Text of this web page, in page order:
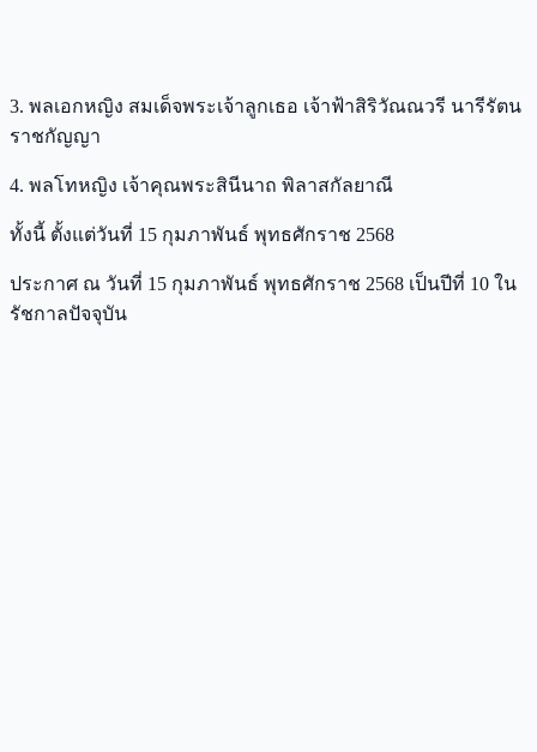
3. พลเอกหญิง สมเด็จพระเจ้าลูกเธอ เจ้าฟ้าสิริวัณณวรี นารีรัตน
ราชกัญญา
4. พลโทหญิง เจ้าคุณพระสินีนาถ พิลาสกัลยาณี
ทั้งนี้ ตั้งแต่วันที่ 15 กุมภาพันธ์ พุทธศักราช 2568
ประกาศ ณ วันที่ 15 กุมภาพันธ์ พุทธศักราช 2568 เป็นปีที่ 10 ใน
รัชกาลปัจจุบัน